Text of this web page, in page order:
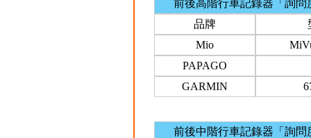
前後高階行車記錄器「詢問
品牌
Mio
PAPAGO
GARMIN
前後中階行車記錄器「詢問